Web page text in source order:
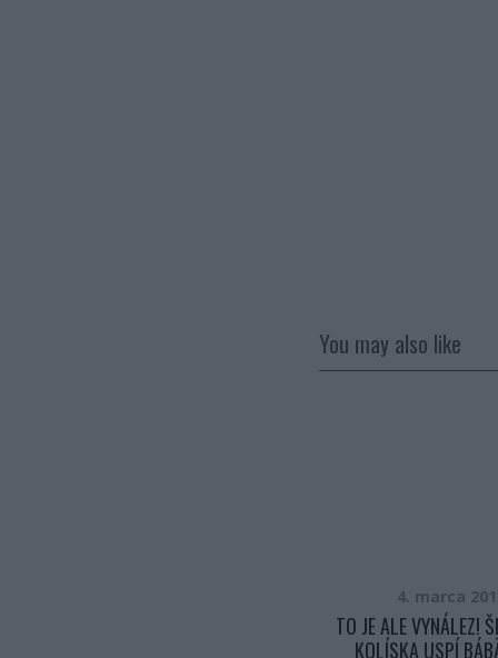
You may also like
4. marca
TO JE ALE VYNÁLEZ!
KOLÍSKA USPÍ